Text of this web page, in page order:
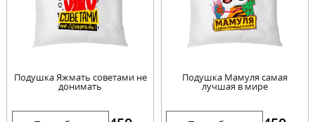
Подушка Яжмать советами не
донимать
Подушка Мамуля самая
лучшая в мире